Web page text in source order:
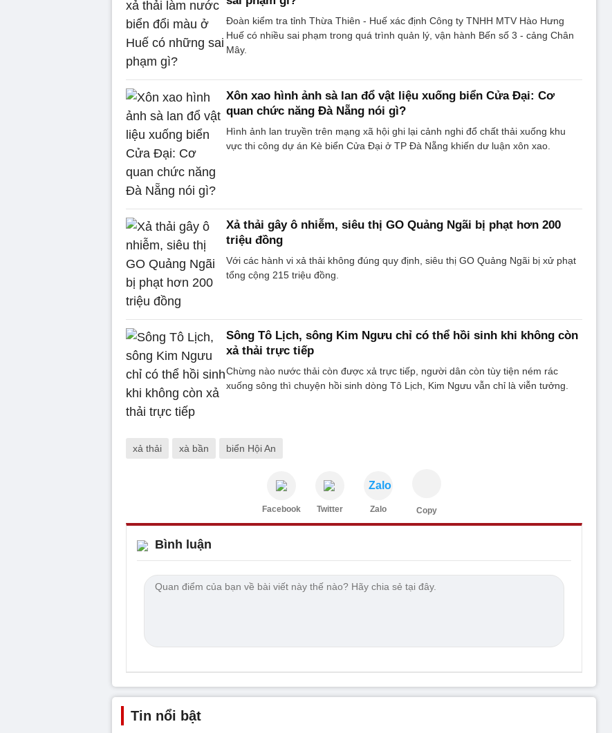
Đoàn kiểm tra tỉnh Thừa Thiên - Huế xác định Công ty TNHH MTV Hào Hưng
Huế có nhiều sai phạm trong quá trình quản lý, vận hành Bến số 3 - cảng Chân
Mây.
Xôn xao hình ảnh sà lan đổ vật liệu xuống biển Cửa Đại: Cơ
quan chức năng Đà Nẵng nói gì?
Hình ảnh lan truyền trên mạng xã hội ghi lại cảnh nghi đổ chất thải xuống khu
vực thi công dự án Kè biển Cửa Đại ở TP Đà Nẵng khiến dư luận xôn xao.
Xả thải gây ô nhiễm, siêu thị GO Quảng Ngãi bị phạt hơn 200
triệu đồng
Với các hành vi xả thải không đúng quy định, siêu thị GO Quảng Ngãi bị xử phạt
tổng cộng 215 triệu đồng.
Sông Tô Lịch, sông Kim Ngưu chỉ có thể hồi sinh khi không còn
xả thải trực tiếp
Chừng nào nước thải còn được xả trực tiếp, người dân còn tùy tiện ném rác
xuống sông thì chuyện hồi sinh dòng Tô Lịch, Kim Ngưu vẫn chỉ là viễn tưởng.
xả thải xà bần biển Hội An
Facebook Twitter
Zalo
Zalo Copy
Bình luận
Tin nổi bật